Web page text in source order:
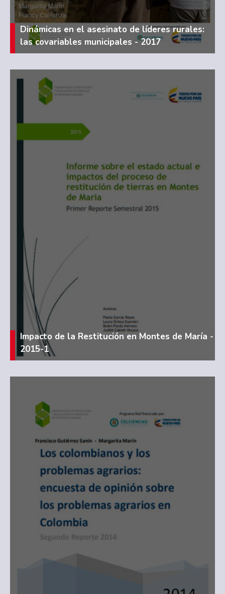
Dinámicas en el asesinato de líderes rurales:
las covariables municipales - 2017
Impacto de la Restitución en Montes de María -
2015-1